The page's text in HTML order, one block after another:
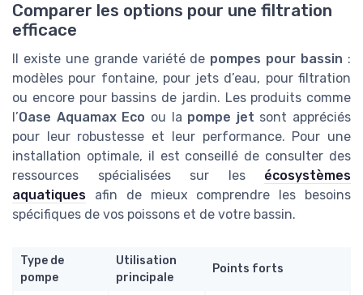
Comparer les options pour une filtration
efficace
Il existe une grande variété de pompes pour bassin :
modèles pour fontaine, pour jets d’eau, pour filtration
ou encore pour bassins de jardin. Les produits comme
l’Oase Aquamax Eco ou la pompe jet sont appréciés
pour leur robustesse et leur performance. Pour une
installation optimale, il est conseillé de consulter des
ressources spécialisées sur les écosystèmes
aquatiques afin de mieux comprendre les besoins
spécifiques de vos poissons et de votre bassin.
Type de
pompe
Utilisation
principale
Points forts